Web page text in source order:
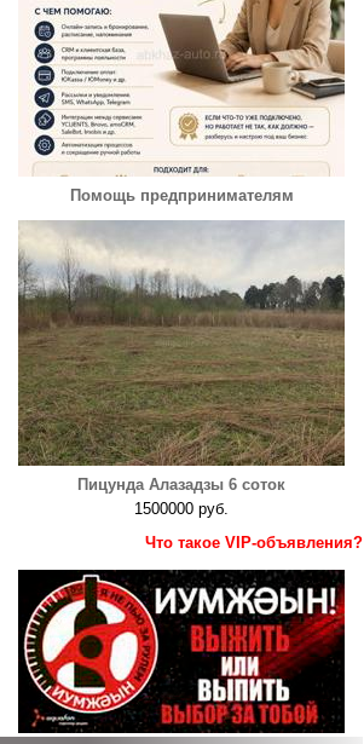
Помощь предпринимателям
Пицунда Алазадзы 6 соток
1500000 руб.
Что такое VIP-объявления?